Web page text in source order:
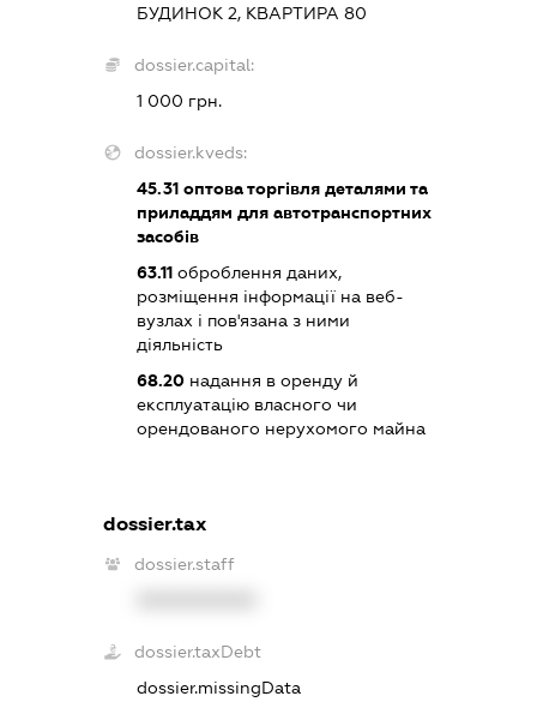
БУДИНОК 2, КВАРТИРА 80
dossier.capital:
1 000 грн.
dossier.kveds:
45.31оптова торгівля деталями та
приладдям для автотранспортних
засобів
63.11оброблення даних,
розміщення інформації на веб-
вузлах і пов'язана з ними
діяльність
68.20надання в оренду й
експлуатацію власного чи
орендованого нерухомого майна
dossier.tax
dossier.staff
dossier.taxDebt
dossier.missingData